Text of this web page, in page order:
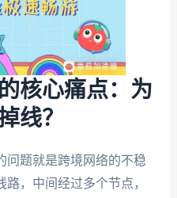
核心痛点：为
线？
问题就是跨境网络的不稳
，中间经过多个节点，